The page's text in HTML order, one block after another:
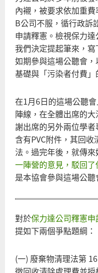
內襯，被要求依加重
B公司不服，循行政訴
申請釋憲。檢視保力
我們決定提起筆來，
如期參與這場公聽會
基礎與「污染者付費」
在1月6日的這場公聽
陣線，在全體出席的
謝出席的另外兩位學
含有PVC附件，其回
法。過完年後，就傳來
一陣營的意見，駁回
是本協會參與這場公
對於保力達公司釋憲申
提如下兩個爭點題綱：
(一) 廢棄物清理法第